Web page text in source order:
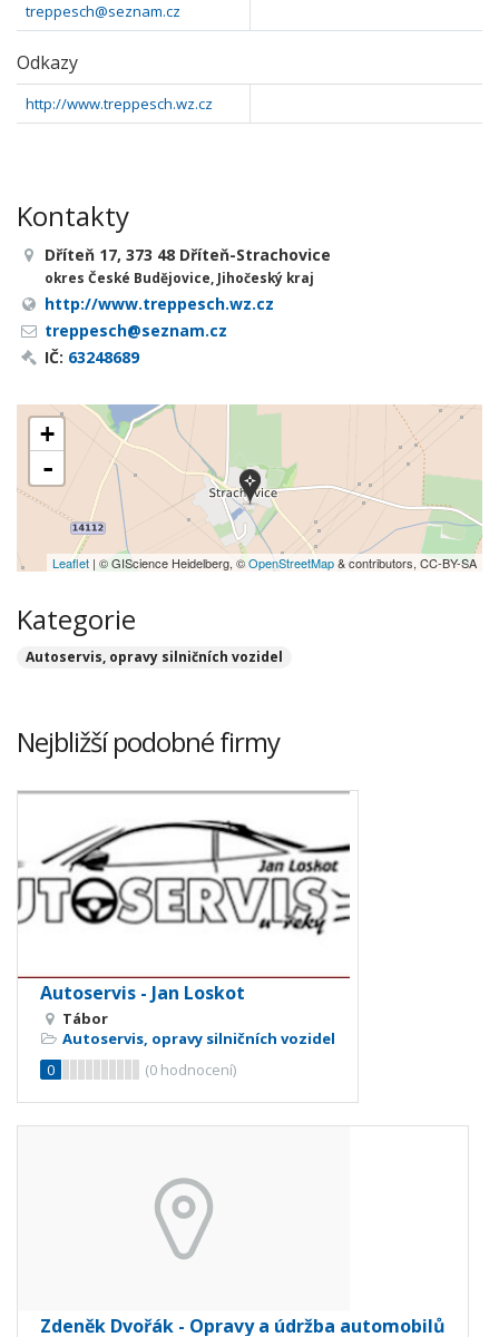
treppesch@seznam.cz
Odkazy
http://www.treppesch.wz.cz
Kontakty
Dříteň 17, 373 48 Dříteň-Strachovice
okres České Budějovice, Jihočeský kraj
http://www.treppesch.wz.cz
treppesch@seznam.cz
IČ: 63248689
+
-
Leaflet | © GIScience Heidelberg, ©OpenStreetMap& contributors, CC-BY-SA
Kategorie
Autoservis, opravy silničních vozidel
Nejbližší podobné firmy
Autoservis - Jan Loskot
Tábor
Autoservis, opravy silničních vozidel
0
(0 hodnocení)
Zdeněk Dvořák - Opravy a údržba automobilů